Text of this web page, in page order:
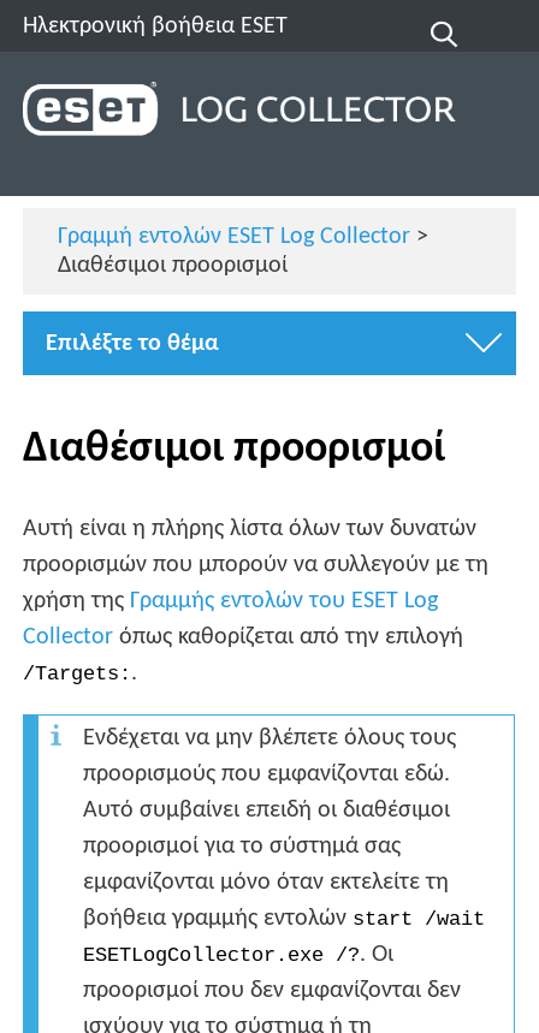
Ηλεκτρονική βοήθεια ESET
Γραμμή εντολών ESET Log Collector>
Διαθέσιμοι προορισμοί
Επιλέξτε το θέμα
Διαθέσιμοι προορισμοί
Αυτή είναι η πλήρης λίστα όλων των δυνατών
προορισμών που μπορούν να συλλεγούν με τη
χρήση της Γραμμής εντολών του ESET Log
Collector όπως καθορίζεται από την επιλογή
/Targets: .
Ενδέχεται να μην βλέπετε όλους τους
προορισμούς που εμφανίζονται εδώ.
Αυτό συμβαίνει επειδή οι διαθέσιμοι
προορισμοί για το σύστημά σας
εμφανίζονται μόνο όταν εκτελείτε τη
βοήθεια γραμμής εντολών start /wait
ESETLogCollector.exe /?. Οι
προορισμοί που δεν εμφανίζονται δεν
ισχύουν για το σύστημα ή τη